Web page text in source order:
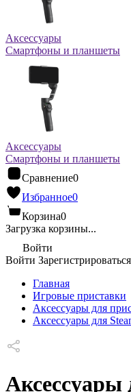
Аксессуары
Смартфоны и планшеты
Аксессуары
Смартфоны и планшеты
Сравнение0
Избранное0
Корзина0
Загрузка корзины...
Войти
Войти Зарегистрироваться
Главная
Игровые приставки
Аксессуары для
Аксессуары для
Аксессуары